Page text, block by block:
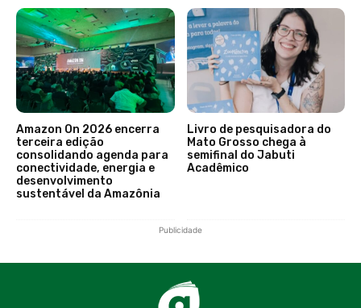
Amazon On 2026 encerra
terceira edição
consolidando agenda para
conectividade, energia e
desenvolvimento
sustentável da Amazônia
Livro de pesquisadora do
Mato Grosso chega à
semifinal do Jabuti
Acadêmico
Publicidade